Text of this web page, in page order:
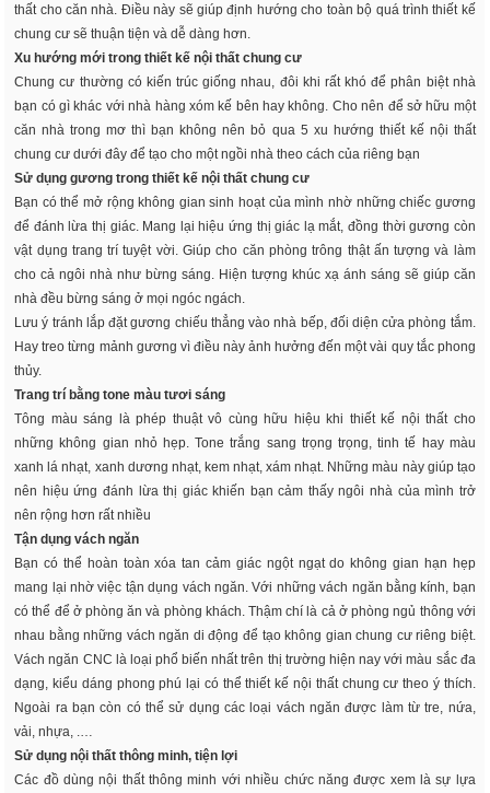
thất cho căn nhà. Điều này sẽ giúp định hướng cho toàn bộ quá trình thiết kế
chung cư sẽ thuận tiện và dễ dàng hơn.
Xu hướng mới trong thiết kế nội thất chung cư
Chung cư thường có kiến trúc giống nhau, đôi khi rất khó để phân biệt nhà
bạn có gì khác với nhà hàng xóm kế bên hay không. Cho nên để sở hữu một
căn nhà trong mơ thì bạn không nên bỏ qua 5 xu hướng thiết kế nội thất
chung cư dưới đây để tạo cho một ngồi nhà theo cách của riêng bạn
Sử dụng gương trong thiết kế nội thất chung cư
Bạn có thể mở rộng không gian sinh hoạt của mình nhờ những chiếc gương
để đánh lừa thị giác. Mang lại hiệu ứng thị giác lạ mắt, đồng thời gương còn
vật dụng trang trí tuyệt vời. Giúp cho căn phòng trông thật ấn tượng và làm
cho cả ngôi nhà như bừng sáng. Hiện tượng khúc xạ ánh sáng sẽ giúp căn
nhà đều bừng sáng ở mọi ngóc ngách.
Lưu ý tránh lắp đặt gương chiếu thẳng vào nhà bếp, đối diện cửa phòng tắm.
Hay treo từng mảnh gương vì điều này ảnh hưởng đến một vài quy tắc phong
thủy.
Trang trí bằng tone màu tươi sáng
Tông màu sáng là phép thuật vô cùng hữu hiệu khi thiết kế nội thất cho
những không gian nhỏ hẹp. Tone trắng sang trọng trọng, tinh tế hay màu
xanh lá nhạt, xanh dương nhạt, kem nhạt, xám nhạt. Những màu này giúp tạo
nên hiệu ứng đánh lừa thị giác khiến bạn cảm thấy ngôi nhà của mình trở
nên rộng hơn rất nhiều
Tận dụng vách ngăn
Bạn có thể hoàn toàn xóa tan cảm giác ngột ngạt do không gian hạn hẹp
mang lại nhờ việc tận dụng vách ngăn. Với những vách ngăn bằng kính, bạn
có thể để ở phòng ăn và phòng khách. Thậm chí là cả ở phòng ngủ thông với
nhau bằng những vách ngăn di động để tạo không gian chung cư riêng biệt.
Vách ngăn CNC là loại phổ biến nhất trên thị trường hiện nay với màu sắc đa
dạng, kiểu dáng phong phú lại có thể thiết kế nội thất chung cư theo ý thích.
Ngoài ra bạn còn có thể sử dụng các loại vách ngăn được làm từ tre, nứa,
vải, nhựa, .…
Sử dụng nội thất thông minh, tiện lợi
Các đồ dùng nội thất thông minh với nhiều chức năng được xem là sự lựa